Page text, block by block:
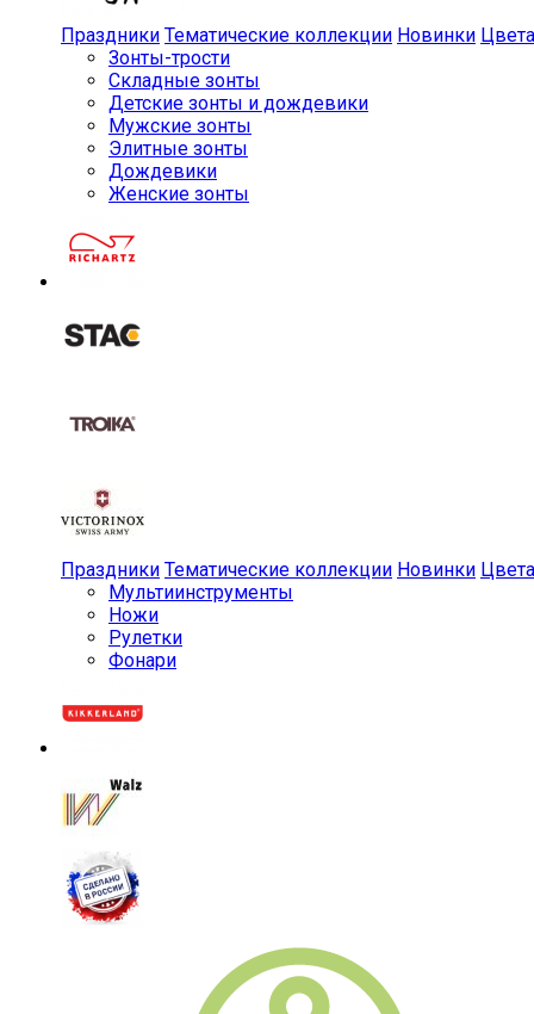
Праздники Тематические коллекции Новинки Цвета
Зонты-трости
Складные зонты
Детские зонты и дождевики
Мужские зонты
Элитные зонты
Дождевики
Женские зонты
Праздники Тематические коллекции Новинки Цвета
Мульти­инструменты
Ножи
Рулетки
Фонари